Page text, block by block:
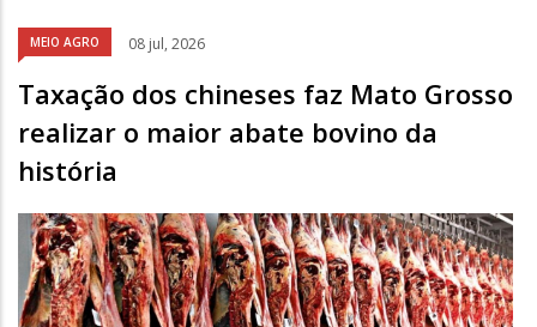
MEIO AGRO 08 jul, 2026
Taxação dos chineses faz Mato Grosso
realizar o maior abate bovino da
história
Áudio